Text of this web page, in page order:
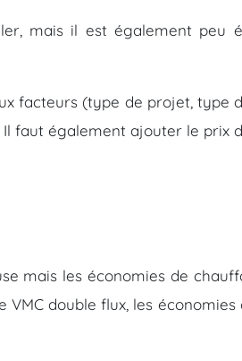
mais il est également peu
facteurs (type de projet, type
faut également ajouter le prix
mais les économies de
double flux, les